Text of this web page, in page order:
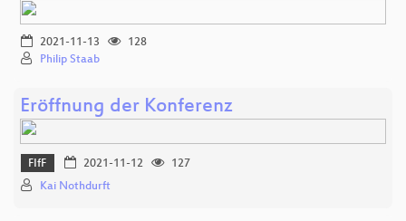
2021-11-13
128
Philip Staab
Eröffnung der Konferenz
FIfF 2021-11-12
127
Kai Nothdurft